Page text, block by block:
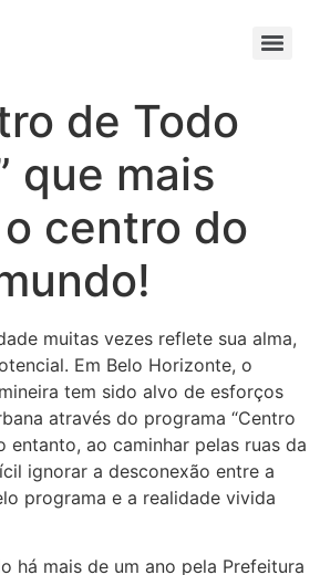
de Todo
que mais
centro do
muitas vezes reflete sua alma,
Em Belo Horizonte, o
tem sido alvo de esforços
através do programa “Centro
entanto, ao caminhar pelas ruas da
ignorar a desconexão entre a
programa e a realidade vivida
há mais de um ano pela Prefeitura